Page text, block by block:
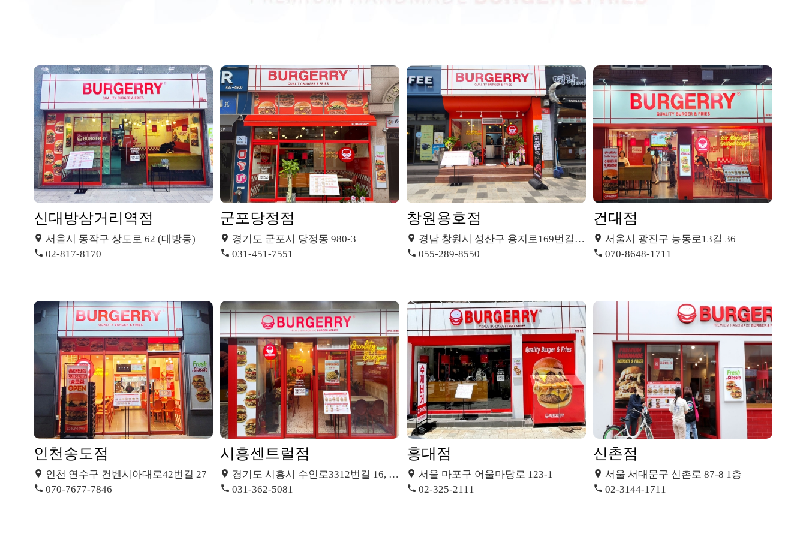
신대방삼거리역점
서울시 동작구 상도로 62 (대방동)
02-817-8170
군포당정점
경기도 군포시 당정동 980-3
031-451-7551
창원용호점
경남 창원시 성산구 용지로169번길 13
055-289-8550
건대점
서울시 광진구 능동로13길 36
070-8648-1711
인천송도점
인천 연수구 컨벤시아대로42번길 27
070-7677-7846
시흥센트럴점
경기도 시흥시 수인로3312번길 16, T동 236호
031-362-5081
홍대점
서울 마포구 어울마당로 123-1
02-325-2111
신촌점
서울 서대문구 신촌로 87-8 1층
02-3144-1711